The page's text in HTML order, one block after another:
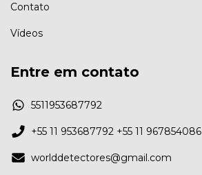
Contato
Vídeos
Entre em contato
5511953687792
+55 11 953687792 +55 11 967854086
worlddetectores@gmail.com